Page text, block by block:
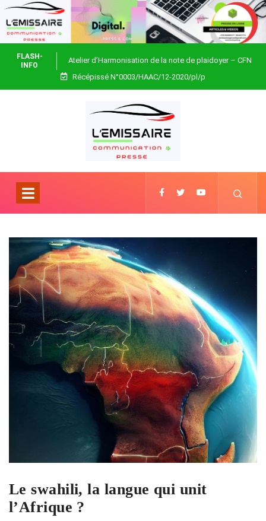
FLASH-
INFO
Atelier d’Harmonisation de la note de plaidoyer – CFN
Togo
Récépissé N°0003/HAAC/12-2020/pl/p
Le swahili, la langue qui unit
l’Afrique ?